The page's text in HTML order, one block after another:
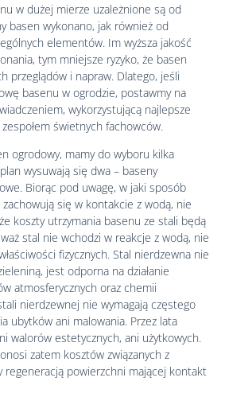
w dużej mierze uzależnione są od
basen wykonano, jak również od
elementów. Im wyższa jakość
tym mniejsze ryzyko, że basen
przeglądów i napraw. Dlatego, jeśli
basenu w ogrodzie, postawmy na
wykorzystującą najlepsze
świetnych fachowców.
ogrodowy, mamy do wyboru kilka
wysuwają się dwa – baseny
Biorąc pod uwagę, w jaki sposób
się w kontakcie z wodą, nie
koszty utrzymania basenu ze stali będą
stal nie wchodzi w reakcje z wodą, nie
fizycznych. Stal nierdzewna nie
jest odporna na działanie
atmosferycznych oraz chemii
nierdzewnej nie wymagają częstego
ubytków ani malowania. Przez lata
walorów estetycznych, ani użytkowych.
zatem kosztów związanych z
regeneracją powierzchni mającej kontakt